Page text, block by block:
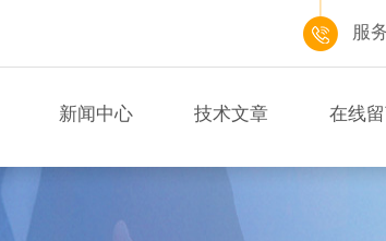
服
新闻中心 技术文章 在线